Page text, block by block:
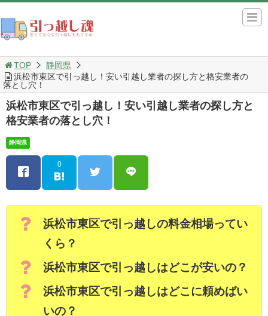
TOP
静岡県
浜松市東区で引っ越し！安い引越し業者の探し方と格安業者の
落とし穴！
浜松市東区で引っ越し！安い引越し業者の探し方と
格安業者の落とし穴！
静岡県
0
浜松市東区で引っ越しの料金相場ってい
くら？
浜松市東区で引っ越しはどこが安いの？
浜松市東区で引っ越しはどこに頼めばい
いの？